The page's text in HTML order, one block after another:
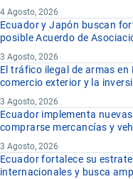
4 Agosto, 2026
Ecuador y Japón buscan
posible Acuerdo de
3 Agosto, 2026
El tráfico ilegal de armas en
comercio exterior y la
3 Agosto, 2026
Ecuador implementa
comprarse mercancías y
3 Agosto, 2026
Ecuador fortalece su
internacionales y busca